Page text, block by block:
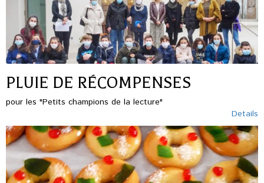
PLUIE DE RÉCOMPENSES
pour les "Petits champions de la lecture"
Details